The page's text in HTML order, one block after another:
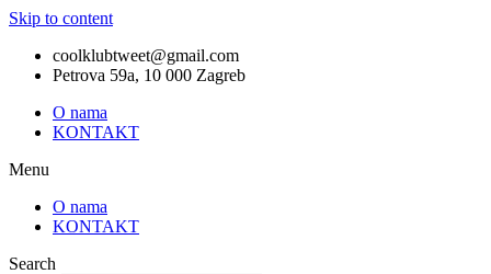
Skip to content
coolklubtweet@gmail.com
Petrova 59a, 10 000 Zagreb
O nama
KONTAKT
Menu
O nama
KONTAKT
Search